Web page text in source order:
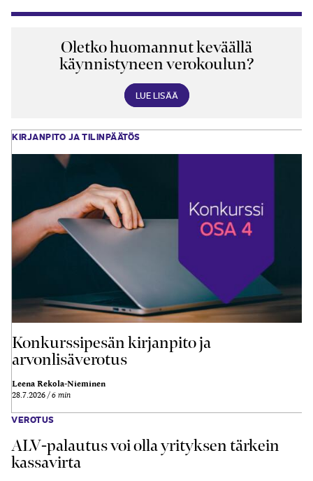
Oletko huomannut keväällä
käynnistyneen verokoulun?
LUE LISÄÄ
KIRJANPITO JA TILINPÄÄTÖS
Konkurssipesän kirjanpito ja
arvonlisäverotus
Leena Rekola-Nieminen
28.7.2026 6 min
VEROTUS
ALV-palautus voi olla yrityksen tärkein
kassavirta